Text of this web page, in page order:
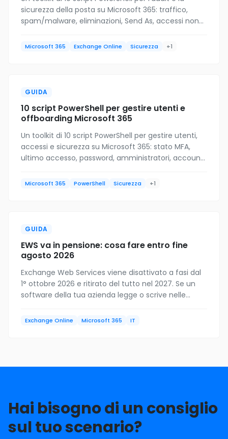
sicurezza della posta su Microsoft 365: traffico,
spam/malware, eliminazioni, Send As, accessi non-
Microsoft 365 Exchange Online Sicurezza +1
GUIDA
10 script PowerShell per gestire utenti e
offboarding Microsoft 365
Un toolkit di 10 script PowerShell per gestire utenti,
accessi e sicurezza su Microsoft 365: stato MFA,
ultimo accesso, password, amministratori, account
Microsoft 365 PowerShell Sicurezza +1
GUIDA
EWS va in pensione: cosa fare entro fine
agosto 2026
Exchange Web Services viene disattivato a fasi dal
1° ottobre 2026 e ritirato del tutto nel 2027. Se un
software della tua azienda legge o scrive nelle
scoprirlo adesso.
Exchange Online Microsoft 365 IT
Hai bisogno di un consiglio
sul tuo scenario?